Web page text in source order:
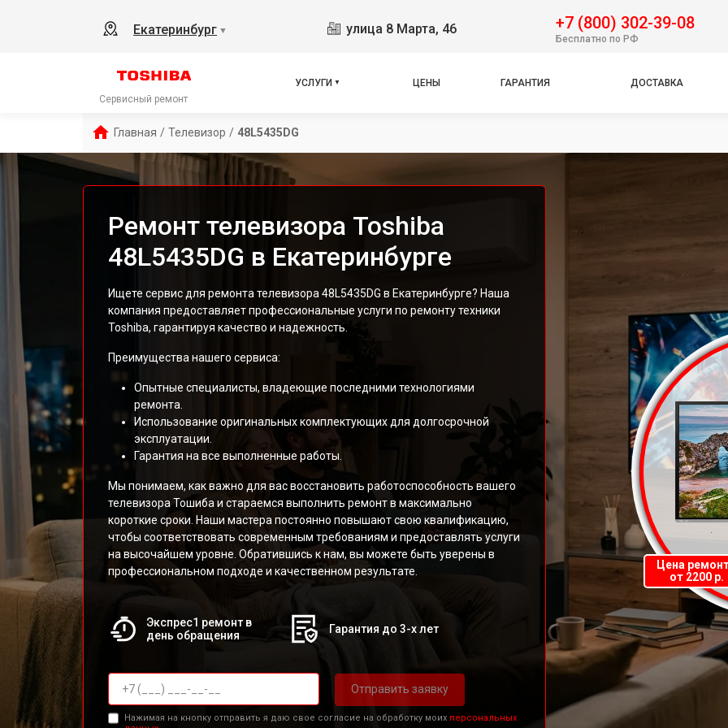
Екатеринбург ▼ улица 8 Марта, 46 +7 (800) 302-39-08
Бесплатно по РФ
Сервисный ремонт
УСЛУГИ ЦЕНЫ ГАРАНТИЯ ДОСТАВКА
Главная / Телевизор / 48L5435DG
Ремонт телевизора Toshiba
48L5435DG в Екатеринбурге
Ищете сервис для ремонта телевизора 48L5435DG в Екатеринбурге? Наша
компания предоставляет профессиональные услуги по ремонту техники
Toshiba, гарантируя качество и надежность.
Преимущества нашего сервиса:
Опытные специалисты, владеющие последними технологиями
ремонта.
Использование оригинальных комплектующих для долгосрочной
эксплуатации.
Гарантия на все выполненные работы.
Мы понимаем, как важно для вас восстановить работоспособность вашего
телевизора Тошиба и стараемся выполнить ремонт в максимально
короткие сроки. Наши мастера постоянно повышают свою квалификацию,
чтобы соответствовать современным требованиям и предоставлять услуги
на высочайшем уровне. Обратившись к нам, вы можете быть уверены в
профессиональном подходе и качественном результате.
Экспрес1 ремонт в
день обращения
Гарантия до 3-х лет
Отправить заявку
Нажимая на кнопку отправить я даю свое согласие на обработку моих персональных
Цена
от 2200 р.